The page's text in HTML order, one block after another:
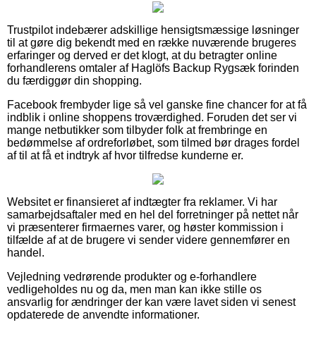
Trustpilot indebærer adskillige hensigtsmæssige løsninger
til at gøre dig bekendt med en række nuværende brugeres
erfaringer og derved er det klogt, at du betragter online
forhandlerens omtaler af Haglöfs Backup Rygsæk forinden
du færdiggør din shopping.
Facebook frembyder lige så vel ganske fine chancer for at få
indblik i online shoppens troværdighed. Foruden det ser vi
mange netbutikker som tilbyder folk at frembringe en
bedømmelse af ordreforløbet, som tilmed bør drages fordel
af til at få et indtryk af hvor tilfredse kunderne er.
Websitet er finansieret af indtægter fra reklamer. Vi har
samarbejdsaftaler med en hel del forretninger på nettet når
vi præsenterer firmaernes varer, og høster kommission i
tilfælde af at de brugere vi sender videre gennemfører en
handel.
Vejledning vedrørende produkter og e-forhandlere
vedligeholdes nu og da, men man kan ikke stille os
ansvarlig for ændringer der kan være lavet siden vi senest
opdaterede de anvendte informationer.